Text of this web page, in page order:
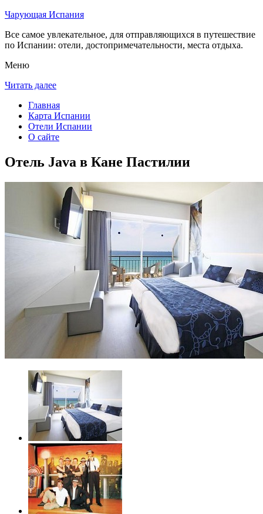
Чарующая Испания
Все самое увлекательное, для отправляющихся в путешествие
по Испании: отели, достопримечательности, места отдыха.
Меню
Читать далее
Главная
Карта Испании
Отели Испании
О сайте
Отель Java в Кане Пастилии